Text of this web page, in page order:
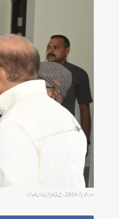
امرناتھ یاترا 2026۔ ایل جی کا یاتری نواس کا جائزہ